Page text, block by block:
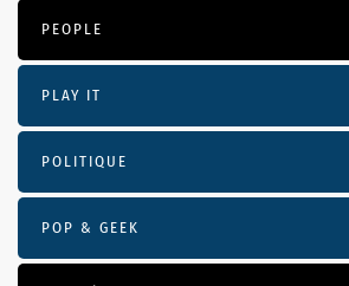
PEOPLE
PLAY IT
POLITIQUE
POP & GEEK